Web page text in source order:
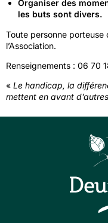
Organiser des
les buts sont divers.
Toute personne porteuse
l’Association.
Renseignements : 06 70
« Le handicap, la
mettent en avant